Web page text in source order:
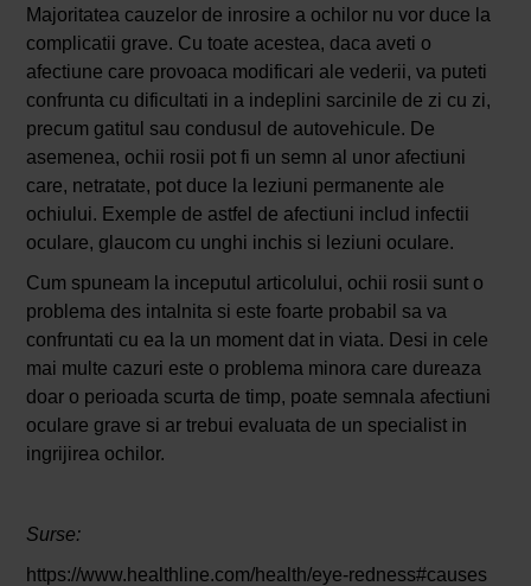
Majoritatea cauzelor de inrosire a ochilor nu vor duce la
complicatii grave. Cu toate acestea, daca aveti o
afectiune care provoaca modificari ale vederii, va puteti
confrunta cu dificultati in a indeplini sarcinile de zi cu zi,
precum gatitul sau condusul de autovehicule. De
asemenea, ochii rosii pot fi un semn al unor afectiuni
care, netratate, pot duce la leziuni permanente ale
ochiului. Exemple de astfel de afectiuni includ infectii
oculare, glaucom cu unghi inchis si leziuni oculare.
Cum spuneam la inceputul articolului, ochii rosii sunt o
problema des intalnita si este foarte probabil sa va
confruntati cu ea la un moment dat in viata. Desi in cele
mai multe cazuri este o problema minora care dureaza
doar o perioada scurta de timp, poate semnala afectiuni
oculare grave si ar trebui evaluata de un specialist in
ingrijirea ochilor.
Surse:
https://www.healthline.com/health/eye-redness#causes